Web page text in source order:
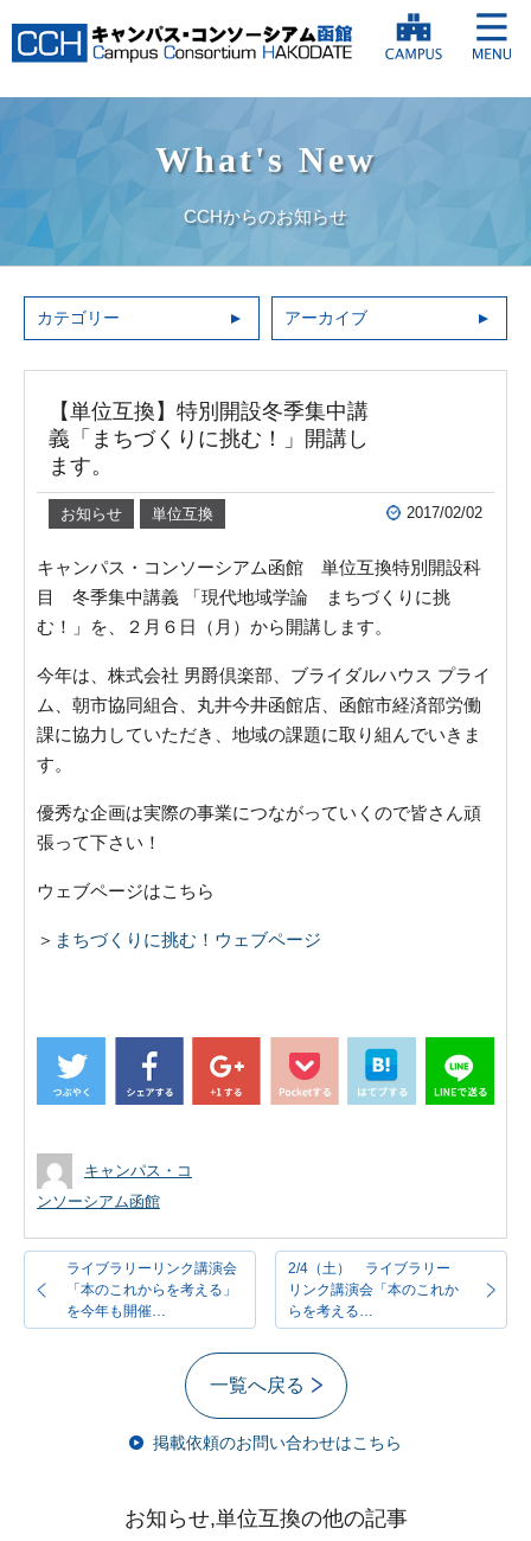
What's New
CCHからのお知らせ
カテゴリー アーカイブ
【単位互換】特別開設冬季集中講
義「まちづくりに挑む！」開講し
ます。
お知らせ 単位互換 2017/02/02
キャンパス・コンソーシアム函館 単位互換特別開設科
目 冬季集中講義 「現代地域学論 まちづくりに挑
む！」を、２月６日（月）から開講します。
今年は、株式会社 男爵倶楽部、ブライダルハウス プライ
ム、朝市協同組合、丸井今井函館店、函館市経済部労働
課に協力していただき、地域の課題に取り組んでいきま
す。
優秀な企画は実際の事業につながっていくので皆さん頑
張って下さい！
ウェブページはこちら
＞ まちづくりに挑む！ウェブページ
キャンパス・コ
ンソーシアム函館
ライブラリーリンク講演会
「本のこれからを考える」
を今年も開催…
2/4（土） ライブラリー
リンク講演会「本のこれか
らを考える…
一覧へ戻る
掲載依頼のお問い合わせはこちら
お知らせ,単位互換の他の記事